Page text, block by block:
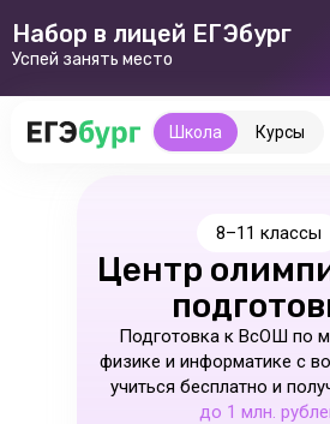
Набор в лицей ЕГЭбург
Успей занять место
Школа Курсы
8–11 классы
Центр
Подготовка к ВсОШ по
физике и информатике с
учиться бесплатно и
до 1 млн.